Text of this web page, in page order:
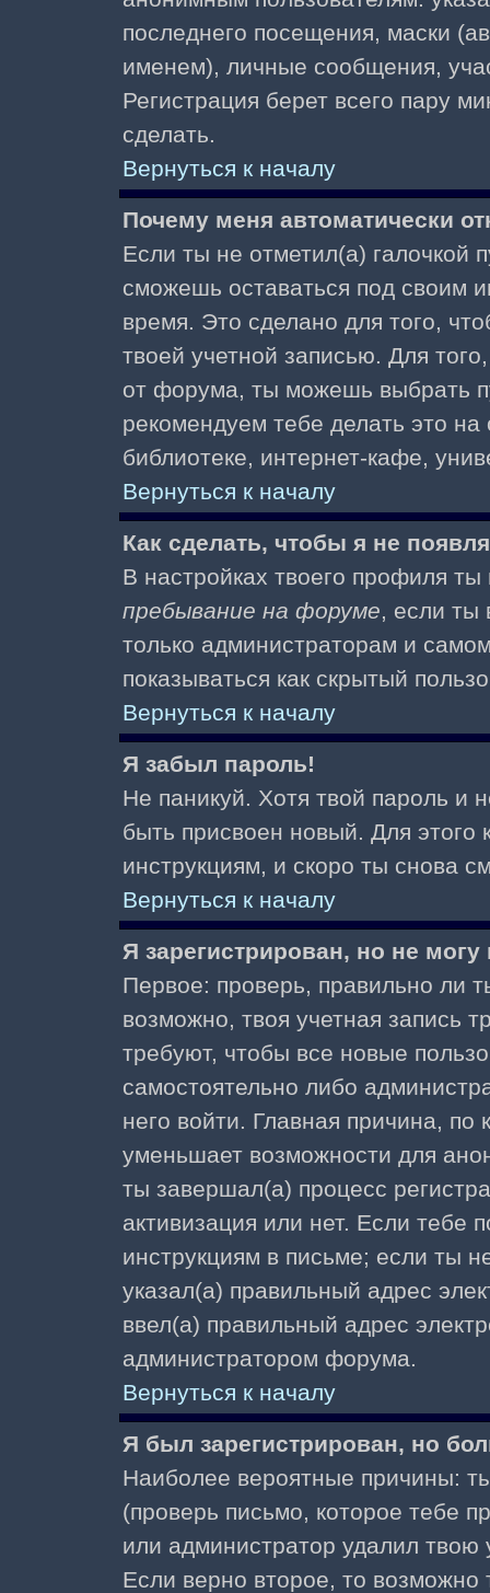
последнего посещения, маски
именем), личные сообщения,
Регистрация берет всего пару
сделать.
Вернуться к началу
Почему меня автоматически
Если ты не отметил(а) галочкой
сможешь оставаться под своим
время. Это сделано для того,
твоей учетной записью. Для
от форума, ты можешь выбрать
рекомендуем тебе делать это
библиотеке, интернет-кафе,
Вернуться к началу
Как сделать, чтобы я не
В настройках твоего профиля
пребывание на форуме, если
только администраторам и
показываться как скрытый
Вернуться к началу
Я забыл пароль!
Не паникуй. Хотя твой пароль и
быть присвоен новый. Для этого
инструкциям, и скоро ты снова
Вернуться к началу
Я зарегистрирован, но не могу
Первое: проверь, правильно ли
возможно, твоя учетная запись
требуют, чтобы все новые
самостоятельно либо
него войти. Главная причина,
уменьшает возможности для
ты завершал(а) процесс
активизация или нет. Если тебе
инструкциям в письме; если ты
указал(а) правильный адрес
ввел(а) правильный адрес
администратором форума.
Вернуться к началу
Я был зарегистрирован, но
Наиболее вероятные причины:
(проверь письмо, которое тебе
или администратор удалил твою
Если верно второе, то